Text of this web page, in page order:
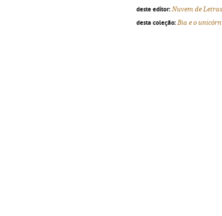
deste editor: Nuvem de Letras
desta coleção: Bia e o